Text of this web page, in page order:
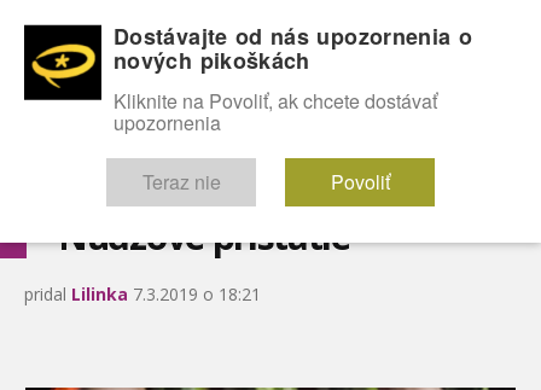
OMG! SEXICE
Núdzové pristátie
pridal Lilinka 7.3.2019 o 18:21
Dostávajte od nás upozornenia o
nových pikoškách
Kliknite na Povoliť, ak chcete dostávať
upozornenia
Teraz nie Povoliť